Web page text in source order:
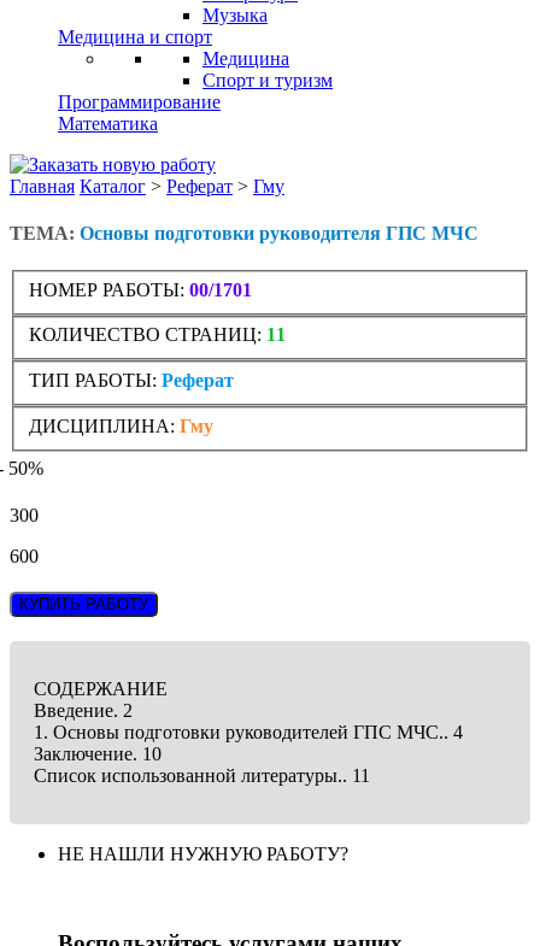
Музыка
Медицина и спорт
Медицина
Спорт и туризм
Программирование
Математика
Главная Каталог > Реферат > Гму
ТЕМА: Основы подготовки руководителя ГПС МЧС
НОМЕР РАБОТЫ: 00/1701
КОЛИЧЕСТВО СТРАНИЦ: 11
ТИП РАБОТЫ: Реферат
ДИСЦИПЛИНА: Гму
50%
300
600
КУПИТЬ РАБОТУ
СОДЕРЖАНИЕ
Введение. 2
1. Основы подготовки руководителей ГПС МЧС.. 4
Заключение. 10
Список использованной литературы.. 11
НЕ НАШЛИ НУЖНУЮ РАБОТУ?